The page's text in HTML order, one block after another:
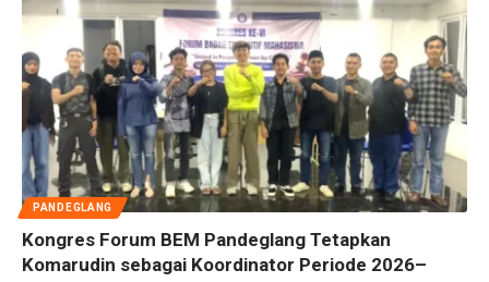
PANDEGLANG
Kongres Forum BEM Pandeglang Tetapkan
Komarudin sebagai Koordinator Periode 2026–